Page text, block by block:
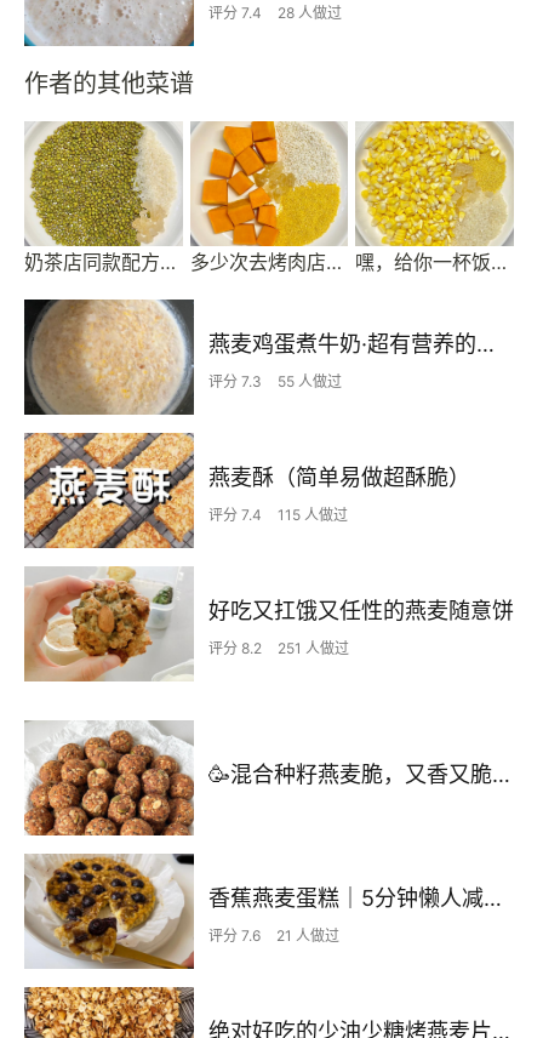
评分 7.4 28 人做过
作者的其他菜谱
奶茶店同款配方绿豆沙牛乳！ 多少次去烤肉店就为了这一口南瓜羹！！ 嘿，给你一杯饭店牌玉米汁
燕麦鸡蛋煮牛奶·超有营养的早餐
评分 7.3 55 人做过
燕麦酥（简单易做超酥脆）
评分 7.4 115 人做过
好吃又扛饿又任性的燕麦随意饼
评分 8.2 251 人做过
🥳混合种籽燕麦脆，又香又脆，简直香迷糊啦‼️
香蕉燕麦蛋糕｜5分钟懒人减脂｜空气炸锅
评分 7.6 21 人做过
绝对好吃的少油少糖烤燕麦片-私房伴手礼（公开详细配方）